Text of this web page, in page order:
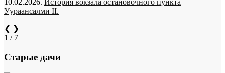
10.02.2026. История вокзала остановочного пункта
Уураансалми II.
❮ ❯
1 / 7
Старые дачи